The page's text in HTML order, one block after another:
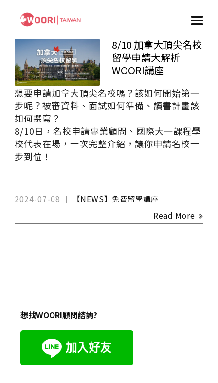
8/10 加拿大頂尖名校
留學申請大解析｜
WOORI講座
想要申請加拿大頂尖名校嗎？該如何開始第一
步呢？被審資料、面試如何準備、讀書計畫該
如何撰寫？
8/10日，名校申請專業顧問、國際大一課程學
校代表在場，一次完整介紹，讓你申請名校一
步到位！
2024-07-08
【NEWS】免費留學講座
Read More
想找WOORI顧問諮詢?